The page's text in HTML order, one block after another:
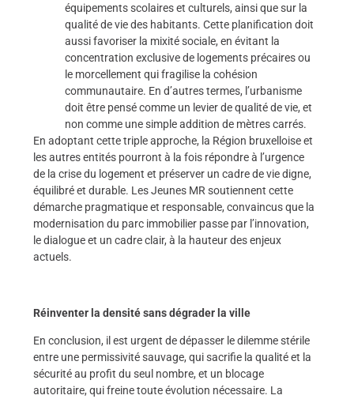
équipements scolaires et culturels, ainsi que sur la
qualité de vie des habitants. Cette planification doit
aussi favoriser la mixité sociale, en évitant la
concentration exclusive de logements précaires ou
le morcellement qui fragilise la cohésion
communautaire. En d’autres termes, l’urbanisme
doit être pensé comme un levier de qualité de vie, et
non comme une simple addition de mètres carrés.
En adoptant cette triple approche, la Région bruxelloise et
les autres entités pourront à la fois répondre à l’urgence
de la crise du logement et préserver un cadre de vie digne,
équilibré et durable. Les Jeunes MR soutiennent cette
démarche pragmatique et responsable, convaincus que la
modernisation du parc immobilier passe par l’innovation,
le dialogue et un cadre clair, à la hauteur des enjeux
actuels.
Réinventer la densité sans dégrader la ville
En conclusion, il est urgent de dépasser le dilemme stérile
entre une permissivité sauvage, qui sacrifie la qualité et la
sécurité au profit du seul nombre, et un blocage
autoritaire, qui freine toute évolution nécessaire. La